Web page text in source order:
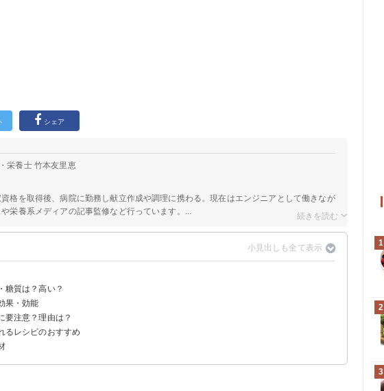
シェア
栄養士 竹本友里恵
格を取得後、病院に勤務し献立作成や調理に携わる。現在はエンジニアとして働きなが
栄養系メディアの記事監修など行っています。...
け
い糖質は？高い？
ロリー・糖質
消費に必要な運動量
果・効能
要注意？理由は？
風るレシピのおすすめ
ッティ
1
2
3